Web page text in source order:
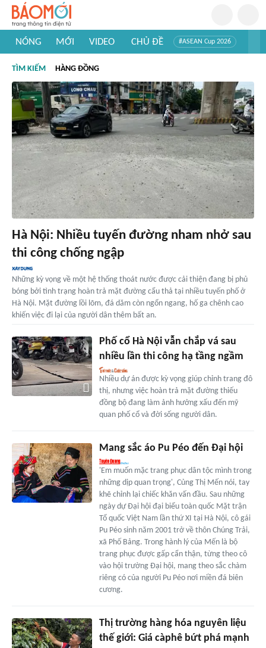
NÓNG MỚI VIDEO CHỦ ĐỀ #ASEAN Cup 2026
#Khám phá thế giới
TÌM KIẾM HÀNG ĐỒNG
Hà Nội: Nhiều tuyến đường nham nhở sau
thi công chống ngập
Những kỳ vọng về một hệ thống thoát nước được cải thiện đang bị phủ
bóng bởi tình trạng hoàn trả mặt đường cẩu thả tại nhiều tuyến phố ở
Hà Nội. Mặt đường lồi lõm, đá dăm còn ngổn ngang, hố ga chênh cao
khiến việc đi lại của người dân thêm bất an.
Phố cổ Hà Nội vẫn chắp vá sau
nhiều lần thi công hạ tầng ngầm
Nhiều dự án được kỳ vọng giúp chỉnh trang đô
thị, nhưng việc hoàn trả mặt đường thiếu
đồng bộ đang làm ảnh hưởng xấu đến mỹ
quan phố cổ và đời sống người dân.
Mang sắc áo Pu Péo đến Đại hội
'Em muốn mặc trang phục dân tộc mình trong
những dịp quan trọng', Củng Thị Mến nói, tay
khẽ chỉnh lại chiếc khăn vấn đầu. Sau những
ngày dự Đại hội đại biểu toàn quốc Mặt trận
Tổ quốc Việt Nam lần thứ XI tại Hà Nội, cô gái
Pu Péo sinh năm 2001 trở về thôn Chúng Trải,
xã Phố Bảng. Trong hành lý của Mến là bộ
trang phục được gấp cẩn thận, từng theo cô
vào hội trường Đại hội, mang theo sắc chàm
riêng có của người Pu Péo nơi miền đá biên
cương.
Thị trường hàng hóa nguyên liệu
thế giới: Giá càphê bứt phá mạnh